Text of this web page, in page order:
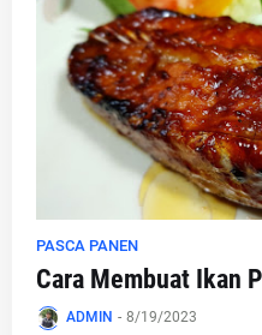
PASCA PANEN
Cara Membuat Ikan
ADMIN - 8/19/2023